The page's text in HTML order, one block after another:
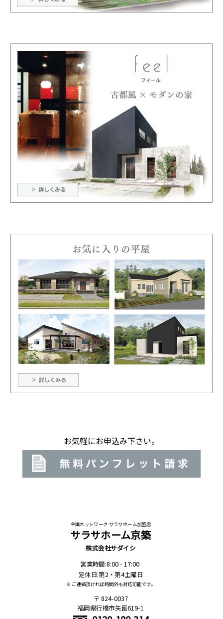
お気軽にお申込み下さい。
全国ネットワーク サラサホーム加盟店
サラサホーム京築
株式会社サダイシ
営業時間:8:00 - 17:00
定休日:第2・第4土曜日
※ ご連絡頂ければ時間外も対応可能です。
824-0037
福岡県行橋市矢留619-1